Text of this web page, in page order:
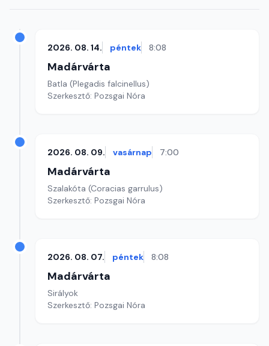
2026. 08. 14. péntek 8:08
Madárvárta
Batla (Plegadis falcinellus)
Szerkesztő: Pozsgai Nóra
2026. 08. 09. vasárnap 7:00
Madárvárta
Szalakóta (Coracias garrulus)
Szerkesztő: Pozsgai Nóra
2026. 08. 07. péntek 8:08
Madárvárta
Sirályok
Szerkesztő: Pozsgai Nóra